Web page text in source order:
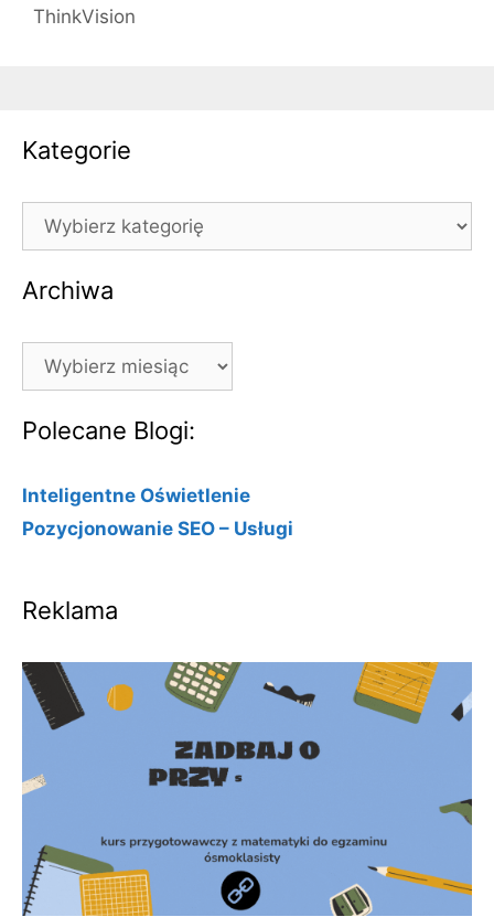
ThinkVision
Kategorie
Kategorie
Archiwa
Archiwa
Polecane Blogi:
Inteligentne Oświetlenie
Pozycjonowanie SEO – Usługi
Reklama